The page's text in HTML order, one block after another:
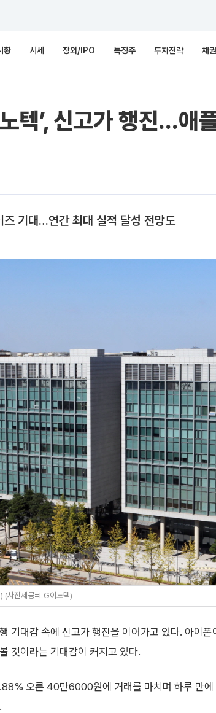
황 시세 장외/IPO 특징주 투자전략 채
텍’, 신고가 행진…애
즈 기대…연간 최대 실적 달성 전망도
(사진제공=LG이노텍)
기대감 속에 신고가 행진을 이어가고 있다. 아이
것이라는 기대감이 커지고 있다.
오른 40만6000원에 거래를 마치며 하루 만에